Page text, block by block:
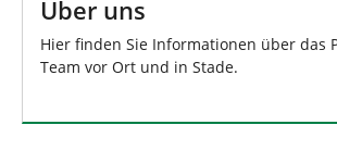
Über uns
Hier finden Sie Informationen über das
Team vor Ort und in Stade.